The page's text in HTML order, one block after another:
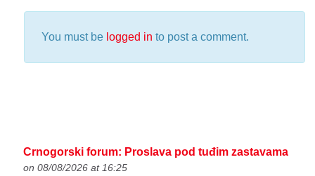
You must be logged in to post a comment.
Crnogorski forum: Proslava pod tuđim zastavama
on 08/08/2026 at 16:25